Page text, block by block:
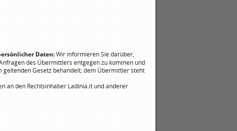
Daten:Wir informieren Sie darüber,
des Übermittlers entgegen zu kommen und
Gesetz behandelt; dem Übermittler steht
an den Rechtsinhaber Ladinia.it und anderer